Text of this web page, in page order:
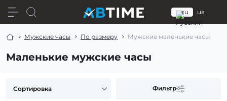
ru ua
Мужские часы По размеру Мужские маленькие часы
Маленькие мужские часы
Фильтр